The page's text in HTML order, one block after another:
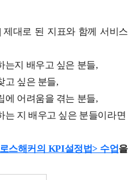
대로 된 지표와 함께 서비스
는지 배우고 싶은 분들,
고 싶은 분들,
에 어려움을 겪는 분들,
는 지 배우고 싶은 분들이라면
스해커의 KPI설정법> 수업을